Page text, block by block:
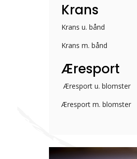
Krans
Krans u. bånd
Krans m. bånd
Æresport
Æresport u. blomster
Æresport m. blomster